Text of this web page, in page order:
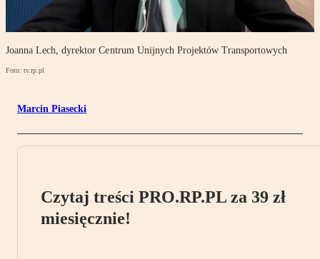
Joanna Lech, dyrektor Centrum Unijnych Projektów Transportowych
Foto: tv.rp.pl
Marcin Piasecki
Czytaj treści PRO.RP.PL za 39 zł
miesięcznie!